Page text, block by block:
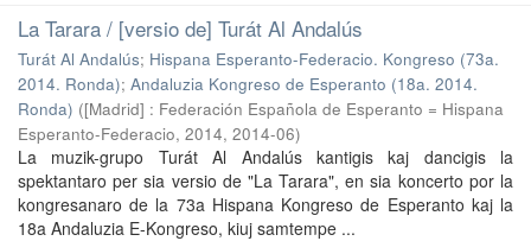
La Tarara / [versio de] Turát Al Andalús
Turát Al Andalús; Hispana Esperanto-Federacio. Kongreso (73a.
2014. Ronda); Andaluzia Kongreso de Esperanto (18a. 2014.
Ronda) ([Madrid] : Federación Española de Esperanto = Hispana
Esperanto-Federacio, 2014, 2014-06)
La muzik-grupo Turát Al Andalús kantigis kaj dancigis la
spektantaro per sia versio de "La Tarara", en sia koncerto por la
kongresanaro de la 73a Hispana Kongreso de Esperanto kaj la
18a Andaluzia E-Kongreso, kiuj samtempe ...